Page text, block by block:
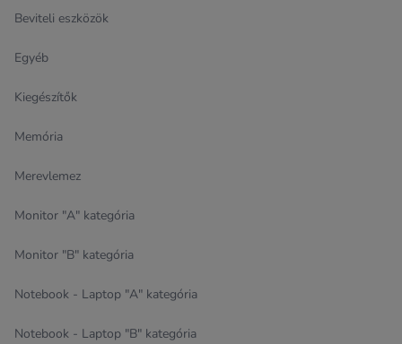
Beviteli eszközök
Egyéb
Kiegészítők
Memória
Merevlemez
Monitor "A" kategória
Monitor "B" kategória
Notebook - Laptop "A" kategória
Notebook - Laptop "B" kategória